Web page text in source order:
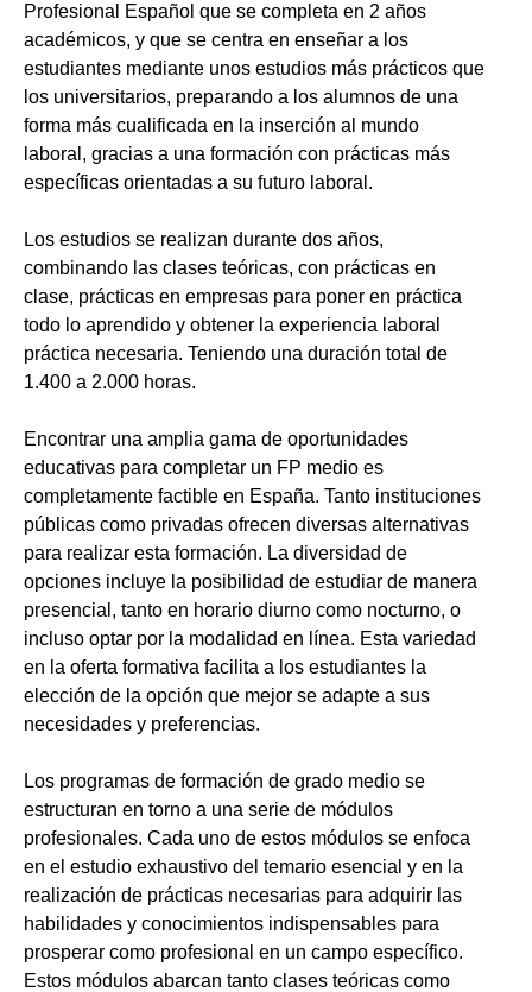
Profesional Español que se completa en 2 años
académicos, y que se centra en enseñar a los
estudiantes mediante unos estudios más prácticos que
los universitarios, preparando a los alumnos de una
forma más cualificada en la inserción al mundo
laboral, gracias a una formación con prácticas más
específicas orientadas a su futuro laboral.
Los estudios se realizan durante dos años,
combinando las clases teóricas, con prácticas en
clase, prácticas en empresas para poner en práctica
todo lo aprendido y obtener la experiencia laboral
práctica necesaria. Teniendo una duración total de
1.400 a 2.000 horas.
Encontrar una amplia gama de oportunidades
educativas para completar un FP medio es
completamente factible en España. Tanto instituciones
públicas como privadas ofrecen diversas alternativas
para realizar esta formación. La diversidad de
opciones incluye la posibilidad de estudiar de manera
presencial, tanto en horario diurno como nocturno, o
incluso optar por la modalidad en línea. Esta variedad
en la oferta formativa facilita a los estudiantes la
elección de la opción que mejor se adapte a sus
necesidades y preferencias.
Los programas de formación de grado medio se
estructuran en torno a una serie de módulos
profesionales. Cada uno de estos módulos se enfoca
en el estudio exhaustivo del temario esencial y en la
realización de prácticas necesarias para adquirir las
habilidades y conocimientos indispensables para
prosperar como profesional en un campo específico.
Estos módulos abarcan tanto clases teóricas como